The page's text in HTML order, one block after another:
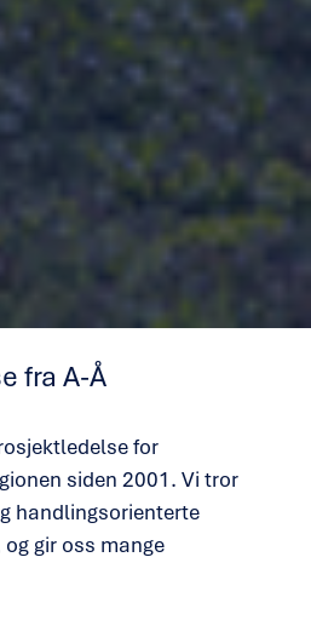
fra A-Å
for
siden 2001. Vi tror
handlingsorienterte
gir oss mange